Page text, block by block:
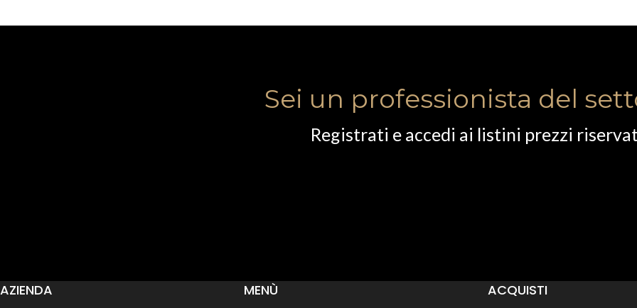
Sei un professionista del
Registrati e accedi ai listini prezzi
AZIENDA MENÙ ACQUISTI